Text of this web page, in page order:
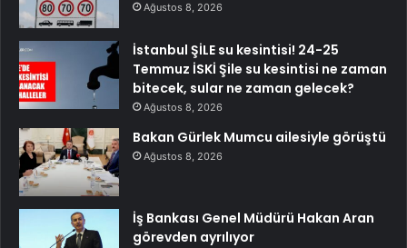
Ağustos 8, 2026
İstanbul ŞİLE su kesintisi! 24-25
Temmuz İSKİ Şile su kesintisi ne zaman
bitecek, sular ne zaman gelecek?
Ağustos 8, 2026
Bakan Gürlek Mumcu ailesiyle görüştü
Ağustos 8, 2026
İş Bankası Genel Müdürü Hakan Aran
görevden ayrılıyor